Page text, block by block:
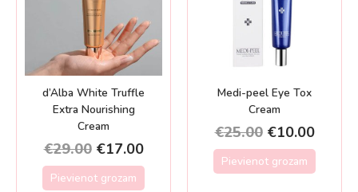
d’Alba White Truffle
Extra Nourishing
Cream
€29.00 €17.00
Pievienot grozam
Medi-peel Eye Tox
Cream
€25.00 €10.00
Pievienot grozam